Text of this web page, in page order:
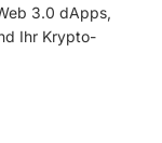
3.0 dApps,
Ihr Krypto-